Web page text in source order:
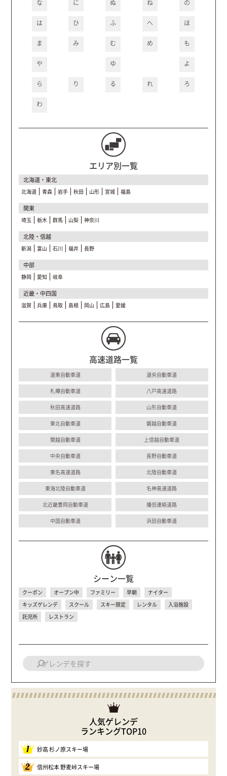
な に ぬ ね の
は ひ ふ へ ほ
ま み む め も
や ゆ よ
ら り る れ ろ
わ
エリア別一覧
北海道・東北
北海道 青森 岩手 秋田 山形 宮城 福島
関東
埼玉 栃木 群馬 山梨 神奈川
北陸・信越
新潟 富山 石川 福井 長野
中部
静岡 愛知 岐阜
近畿・中四国
滋賀 兵庫 鳥取 島根 岡山 広島 愛媛
高速道路一覧
道東自動車道 道央自動車道
札樽自動車道 八戸高速道路
秋田高速道路 山形自動車道
東北自動車道 磐越自動車道
関越自動車道 上信越自動車道
中央自動車道 長野自動車道
東名高速道路 北陸自動車道
東海北陸自動車道 名神高速道路
北近畿豊岡自動車道 播但連絡道路
中国自動車道 浜田自動車道
シーン一覧
クーポン オープン中 ファミリー 早朝
ナイター
キッズゲレンデ
スクール スキー限定 レンタル
入浴施設
託児所
レストラン
人気ゲレンデ
ランキングTOP10
1 妙高 杉ノ原スキー場
2 信州松本 野麦峠スキー場